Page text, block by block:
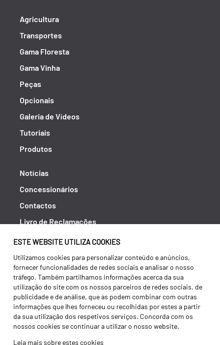
ESTE WEBSITE UTILIZA COOKIES
Utilizamos cookies para personalizar conteúdo e anúncios,
fornecer funcionalidades de redes sociais e analisar o nosso
tráfego. Também partilhamos informações acerca da sua
utilização do site com os nossos parceiros de redes sociais, de
publicidade e de análise, que as podem combinar com outras
informações que lhes forneceu ou recolhidas por estes a partir
da sua utilização dos respetivos serviços. Concorda com os
nossos cookies se continuar a utilizar o nosso website.
Leia mais sobre estes cookies
Agricultura
Transportes
Gama Floresta
Gama Vinha
Peças
Opcionais
Galeria de Vídeos
Tutoriais
Produtos
Notícias
Concessionários
Contactos
Livro de Reclamações
Política de Privacidade
Canal de Denúncias (RGPC)
Termos e condições